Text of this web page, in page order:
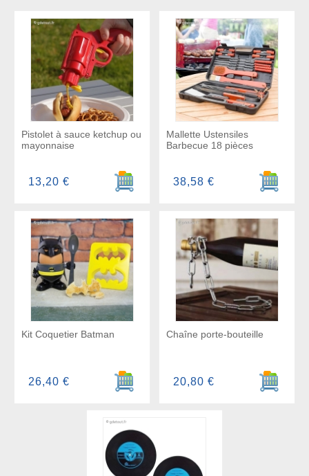
Pistolet à sauce ketchup ou
mayonnaise
Ajouter au panier
13,20 €
Mallette Ustensiles
Barbecue 18 pièces
Ajouter
38,58 €
Kit Coquetier Batman
Ajouter au panier
26,40 €
Chaîne porte-bouteille
Ajouter
20,80 €